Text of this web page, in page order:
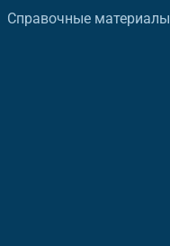
Справочные материалы